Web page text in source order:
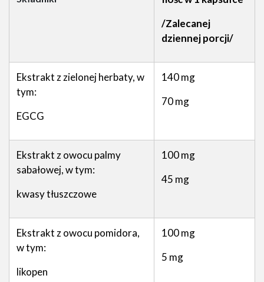
/Zalecanej
dziennej porcji/
Ekstrakt z zielonej herbaty, w
tym:
EGCG
140 mg
70 mg
Ekstrakt z owocu palmy
sabałowej, w tym:
kwasy tłuszczowe
100 mg
45 mg
Ekstrakt z owocu pomidora,
w tym:
likopen
100 mg
5 mg